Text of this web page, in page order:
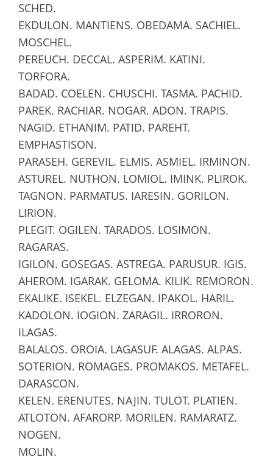
SCHED.
EKDULON. MANTIENS. OBEDAMA. SACHIEL.
MOSCHEL.
PEREUCH. DECCAL. ASPERIM. KATINI.
TORFORA.
BADAD. COELEN. CHUSCHI. TASMA. PACHID.
PAREK. RACHIAR. NOGAR. ADON. TRAPIS.
NAGID. ETHANIM. PATID. PAREHT.
EMPHASTISON.
PARASEH. GEREVIL. ELMIS. ASMIEL. IRMINON.
ASTUREL. NUTHON. LOMIOL. IMINK. PLIROK.
TAGNON. PARMATUS. IARESIN. GORILON.
LIRION.
PLEGIT. OGILEN. TARADOS. LOSIMON.
RAGARAS.
IGILON. GOSEGAS. ASTREGA. PARUSUR. IGIS.
AHEROM. IGARAK. GELOMA. KILIK. REMORON.
EKALIKE. ISEKEL. ELZEGAN. IPAKOL. HARIL.
KADOLON. IOGION. ZARAGIL. IRRORON.
ILAGAS.
BALALOS. OROIA. LAGASUF. ALAGAS. ALPAS.
SOTERION. ROMAGES. PROMAKOS. METAFEL.
DARASCON.
KELEN. ERENUTES. NAJIN. TULOT. PLATIEN.
ATLOTON. AFARORP. MORILEN. RAMARATZ.
NOGEN.
MOLIN.